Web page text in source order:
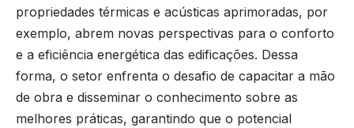
propriedades térmicas e acústicas aprimoradas, por
exemplo, abrem novas perspectivas para o conforto
e a eficiência energética das edificações. Dessa
forma, o setor enfrenta o desafio de capacitar a mão
de obra e disseminar o conhecimento sobre as
melhores práticas, garantindo que o potencial